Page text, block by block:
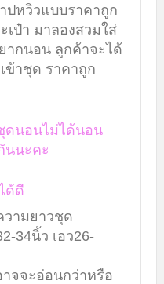
ปหวิวแบบราคาถูก
เป๋า มาลองสวมใส่
ากนอน ลูกค้าจะได้
ข้าชุด ราคาถูก
ดนอนไม่ได้นอน
นนะคะ
ด้ดี
วามยาวชุด
34นิ้ว เอว26-
จจะอ่อนกว่าหรือ